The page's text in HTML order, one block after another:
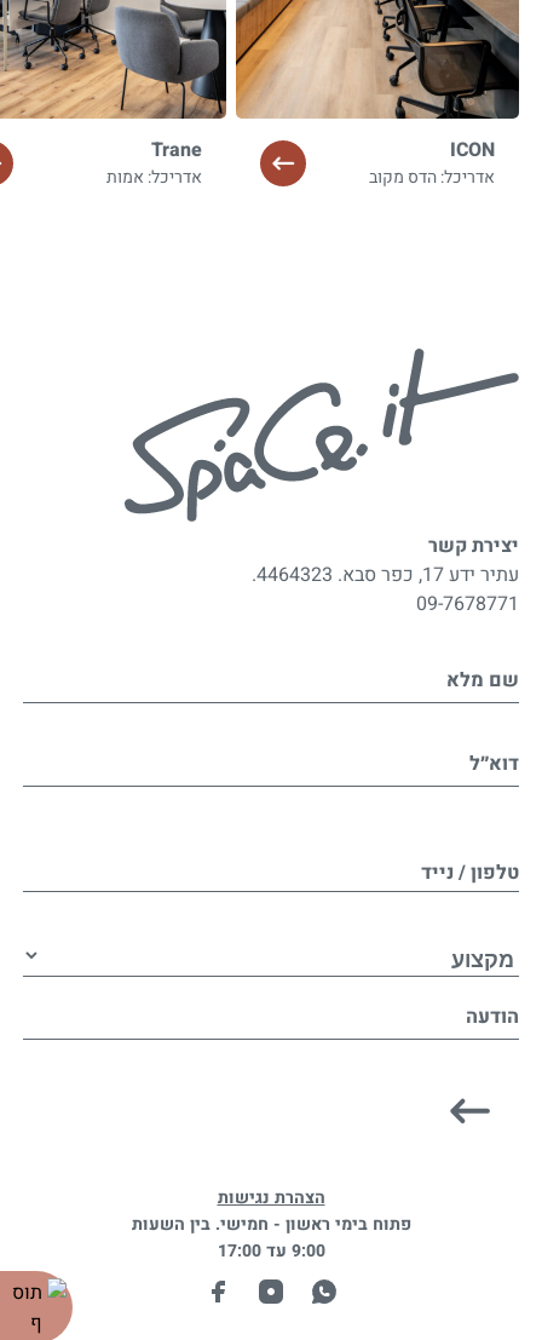
ICON
אדריכל: הדס מקוב
Trane
אדריכל: אמות
יצירת קשר
עתיר ידע 17, כפר סבא. 4464323.
09-7678771
שם מלא
דוא״ל
טלפון / נייד
הודעה
הצהרת נגישות
פתוח בימי ראשון - חמישי. בין השעות
9:00 עד 17:00